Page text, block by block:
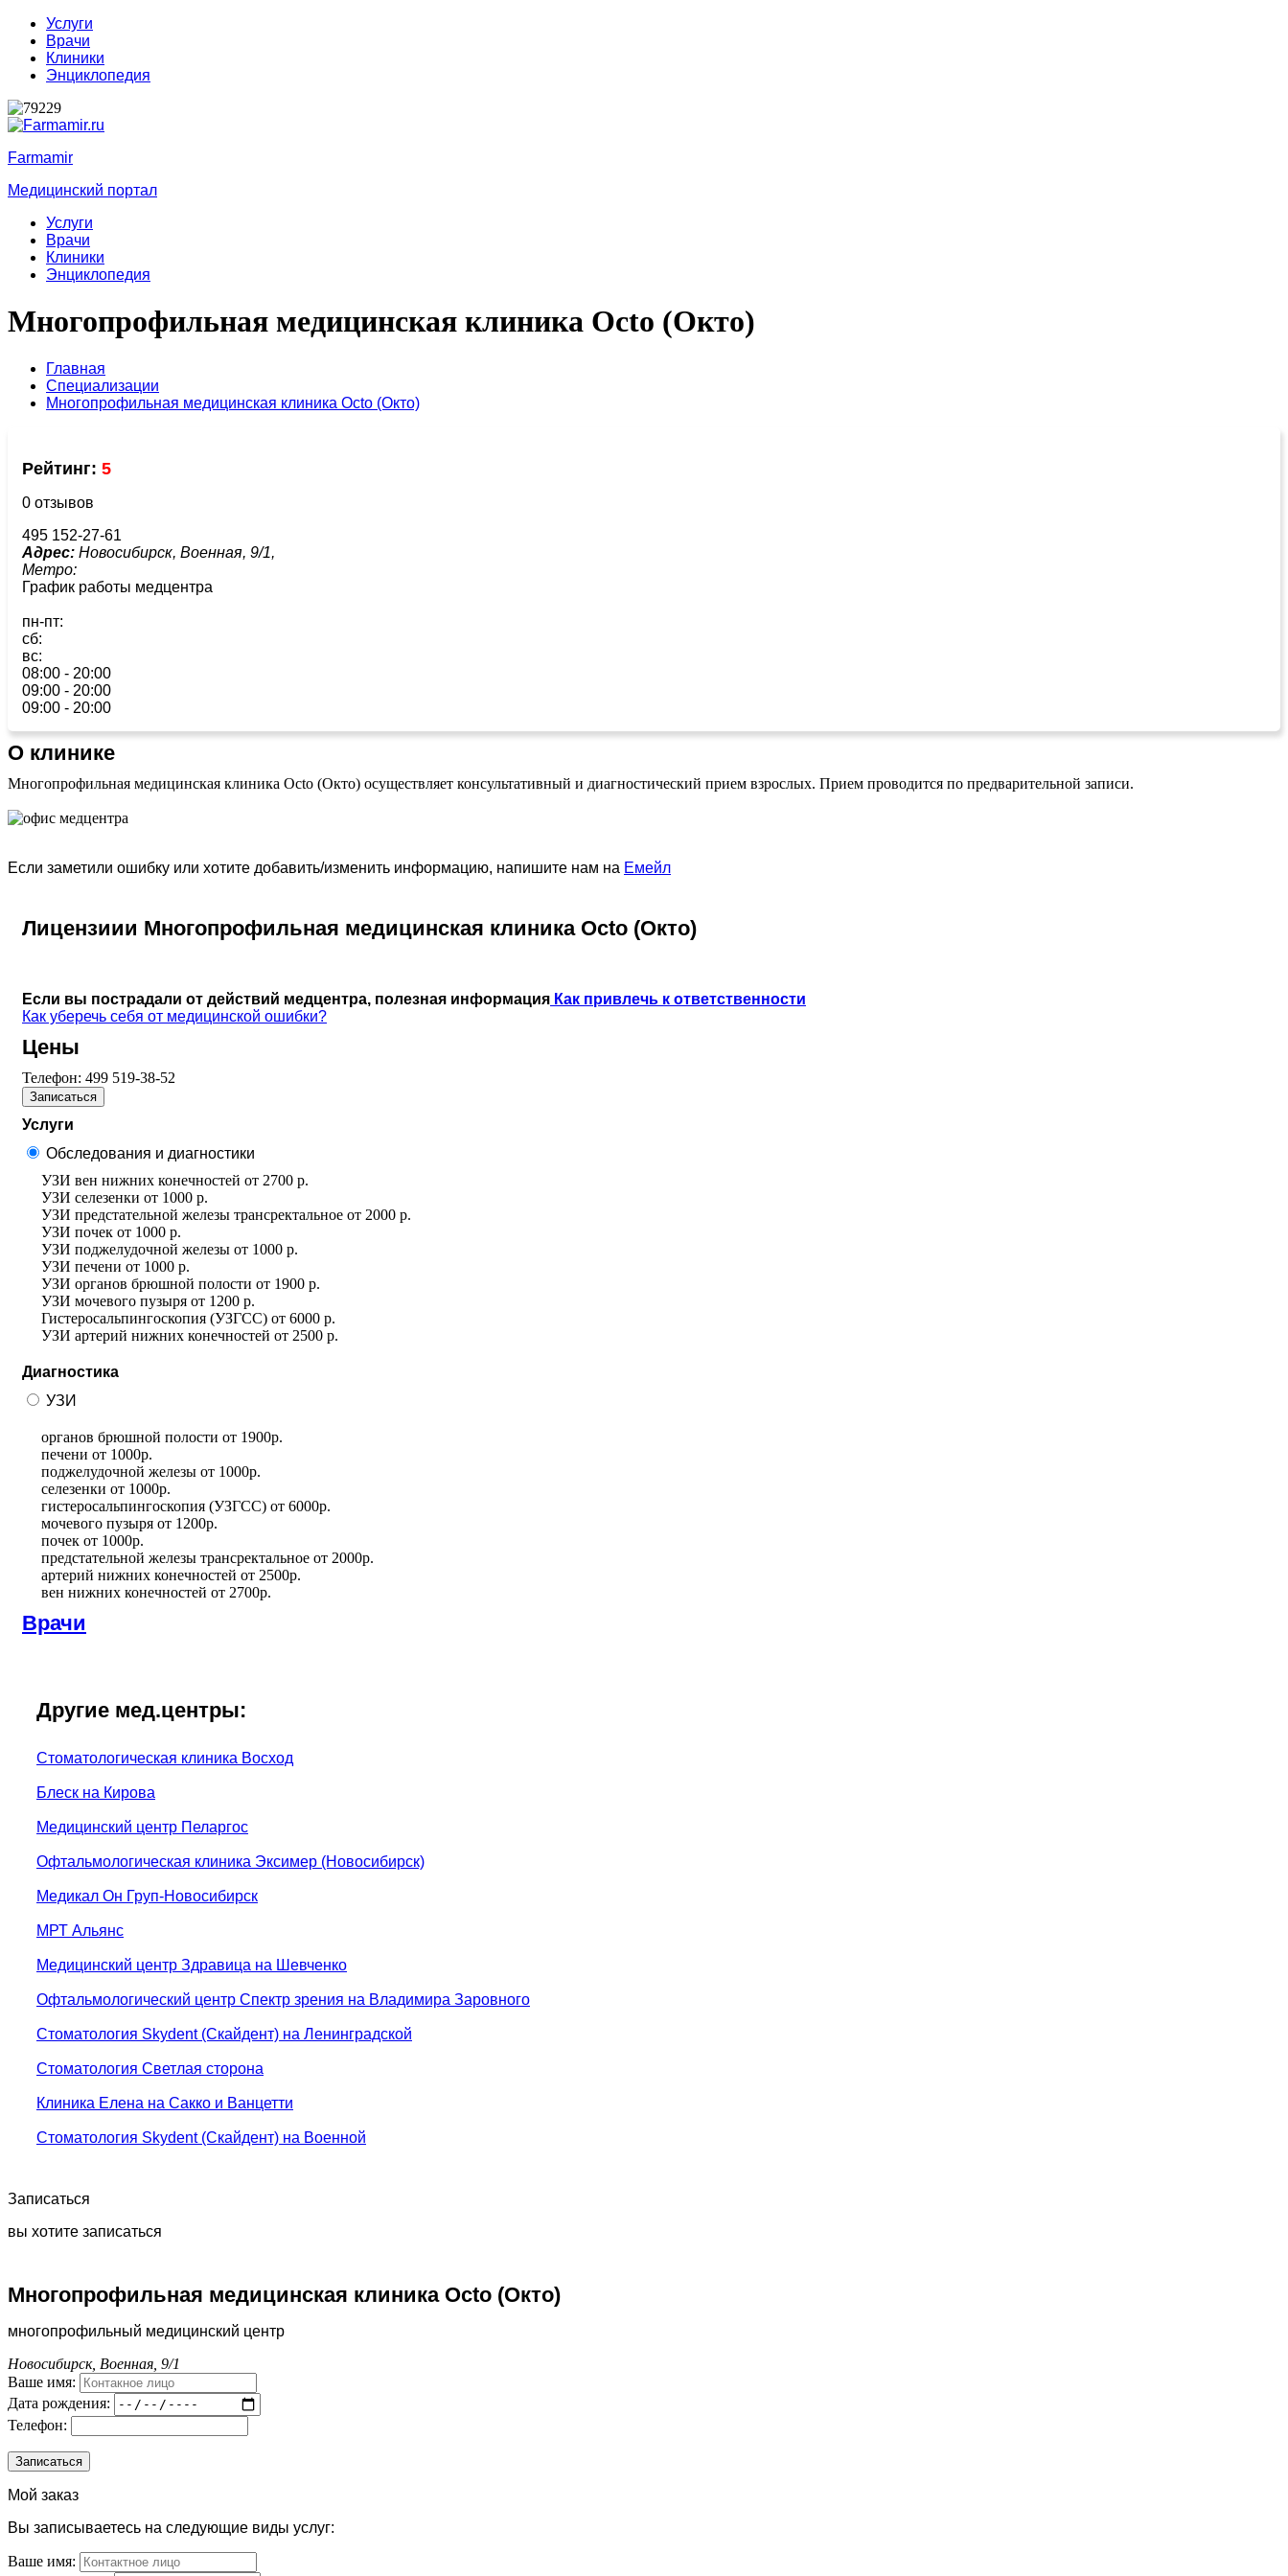
Услуги
Врачи
Клиники
Энциклопедия
Farmamir
Медицинский портал
Услуги
Врачи
Клиники
Энциклопедия
Многопрофильная медицинская клиника Octo (Окто)
Главная
Специализации
Многопрофильная медицинская клиника Octo (Окто)
Рейтинг: 5
0 отзывов
495 152-27-61
Адрес: Новосибирск, Военная, 9/1,
Метро:
График работы медцентра
пн-пт:
сб:
вс:
08:00 - 20:00
09:00 - 20:00
09:00 - 20:00
О клинике
Многопрофильная медицинская клиника Octo (Окто) осуществляет консультативный и диагностический прием взрослых. Прием проводится по предварительной записи.
Если заметили ошибку или хотите добавить/изменить информацию, напишите нам на Емейл
Лицензиии Многопрофильная медицинская клиника Octo (Окто)
Если вы пострадали от действий медцентра, полезная информация Как привлечь к ответственности
Как уберечь себя от медицинской ошибки?
Цены
Телефон: 499 519-38-52
Записаться
Услуги
Обследования и диагностики
УЗИ вен нижних конечностей от 2700 р.
УЗИ селезенки от 1000 р.
УЗИ предстательной железы трансректальное от 2000 р.
УЗИ почек от 1000 р.
УЗИ поджелудочной железы от 1000 р.
УЗИ печени от 1000 р.
УЗИ органов брюшной полости от 1900 р.
УЗИ мочевого пузыря от 1200 р.
Гистеросальпингоскопия (УЗГСС) от 6000 р.
УЗИ артерий нижних конечностей от 2500 р.
Диагностика
УЗИ
органов брюшной полости от 1900р.
печени от 1000р.
поджелудочной железы от 1000р.
селезенки от 1000р.
гистеросальпингоскопия (УЗГСС) от 6000р.
мочевого пузыря от 1200р.
почек от 1000р.
предстательной железы трансректальное от 2000р.
артерий нижних конечностей от 2500р.
вен нижних конечностей от 2700р.
Врачи
Другие мед.центры:
Стоматологическая клиника Восход
Блеск на Кирова
Медицинский центр Пеларгос
Офтальмологическая клиника Эксимер (Новосибирск)
Медикал Он Груп-Новосибирск
МРТ Альянс
Медицинский центр Здравица на Шевченко
Офтальмологический центр Спектр зрения на Владимира Заровного
Стоматология Skydent (Скайдент) на Ленинградской
Стоматология Светлая сторона
Клиника Елена на Сакко и Ванцетти
Стоматология Skydent (Скайдент) на Военной
Записаться
вы хотите записаться
Многопрофильная медицинская клиника Octo (Окто)
многопрофильный медицинский центр
Новосибирск, Военная, 9/1
Ваше имя:
Дата рождения:
Телефон:
Мой заказ
Вы записываетесь на следующие виды услуг:
Ваше имя: